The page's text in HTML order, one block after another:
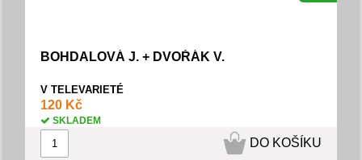
BOHDALOVÁ J. + DVOŘÁK V.
V TELEVARIETÉ
120 Kč
SKLADEM
DO KOŠÍKU